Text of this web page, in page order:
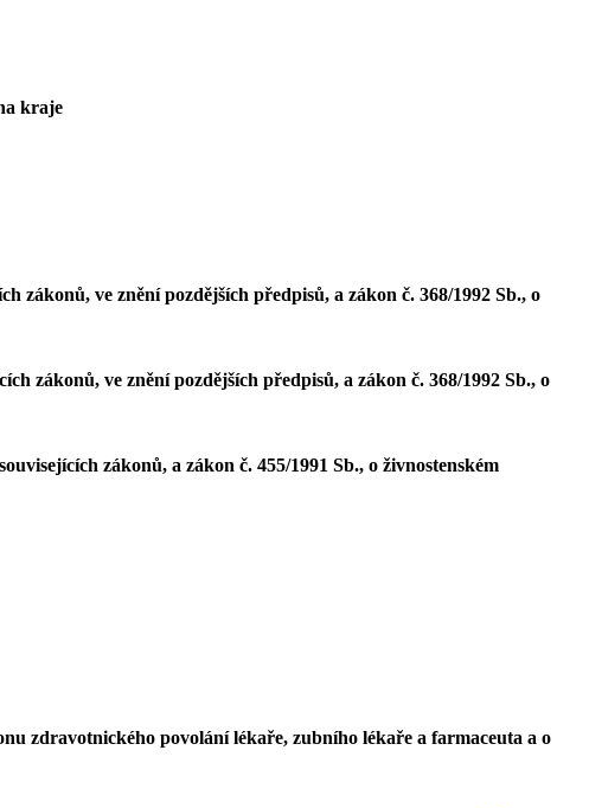
kraje
zákonů, ve znění pozdějších předpisů, a zákon č. 368/1992 Sb., o
zákonů, ve znění pozdějších předpisů, a zákon č. 368/1992 Sb., o
zákonů, a zákon č. 455/1991 Sb., o živnostenském
zdravotnického povolání lékaře, zubního lékaře a farmaceuta a o